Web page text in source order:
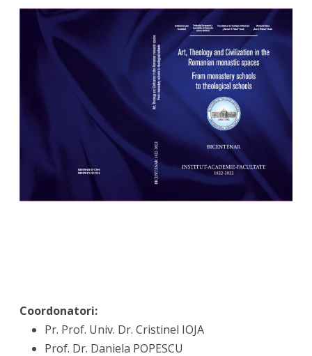
Coordonatori:
Pr. Prof. Univ. Dr. Cristinel IOJA
Prof. Dr. Daniela POPESCU